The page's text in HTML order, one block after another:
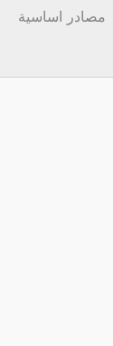
مصادر اساسية